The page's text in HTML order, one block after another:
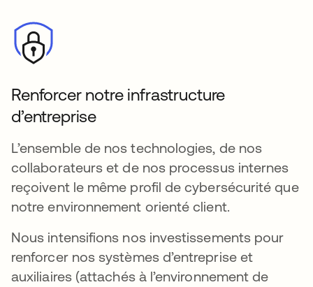
Renforcer notre infrastructure
d’entreprise
L’ensemble de nos technologies, de nos
collaborateurs et de nos processus internes
reçoivent le même profil de cybersécurité que
notre environnement orienté client.
Nous intensifions nos investissements pour
renforcer nos systèmes d’entreprise et
auxiliaires (attachés à l’environnement de